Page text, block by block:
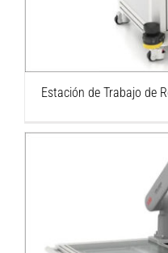
Estación de Trabajo de